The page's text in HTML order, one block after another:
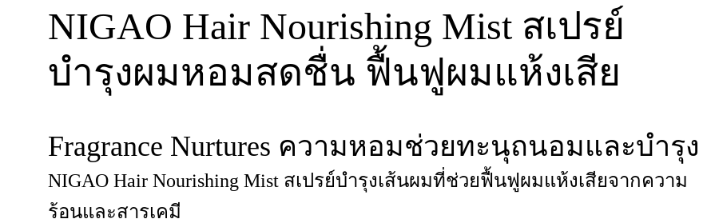
NIGAO Hair Nourishing Mist สเปรย์
บำรุงผมหอมสดชื่น ฟื้นฟูผมแห้งเสีย
Fragrance Nurtures ความหอมช่วยทะนุถนอมและบำรุง
NIGAO Hair Nourishing Mist สเปรย์บำรุงเส้นผมที่ช่วยฟื้นฟูผมแห้งเสียจากความ
ร้อนและสารเคมี